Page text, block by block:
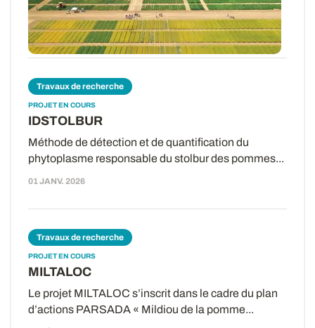
ARVALIS en 2025 sur pomme de terre et les...
20 FÉVR. 2026
Travaux de recherche
PROJET EN COURS
IDSTOLBUR
Méthode de détection et de quantification du
phytoplasme responsable du stolbur des pommes...
01 JANV. 2026
Travaux de recherche
PROJET EN COURS
MILTALOC
Le projet MILTALOC s’inscrit dans le cadre du plan
d’actions PARSADA « Mildiou de la pomme...